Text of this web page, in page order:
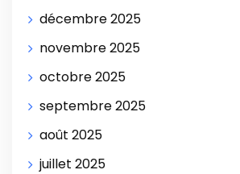
décembre 2025
novembre 2025
octobre 2025
septembre 2025
août 2025
juillet 2025